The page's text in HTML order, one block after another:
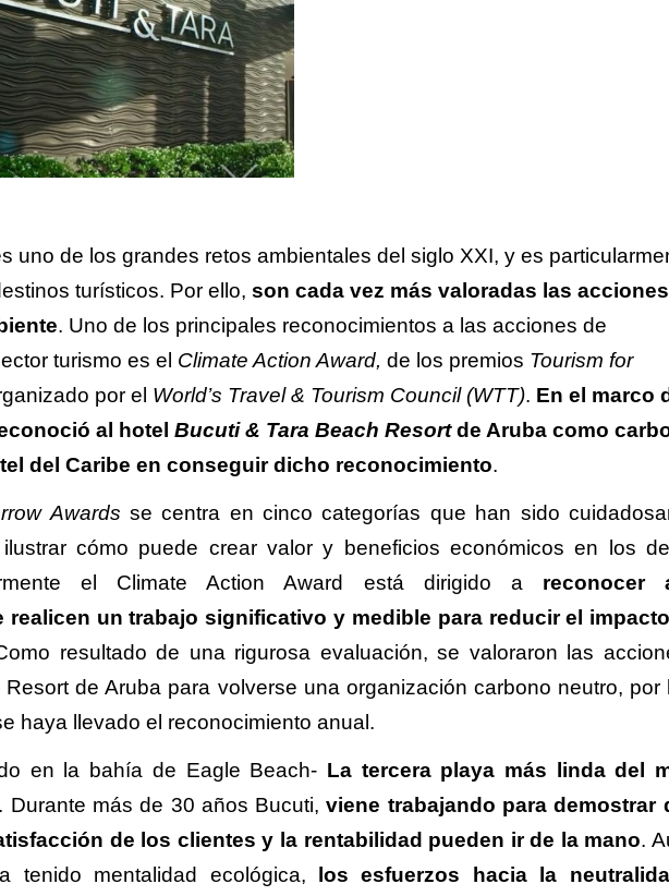
uno de los grandes retos ambientales del siglo XXI, y es
turísticos. Por ello, son cada vez más valoradas las
. Uno de los principales reconocimientos a las acciones de
turismo es el Climate Action Award, de los premios Tourism for
por el World’s Travel & Tourism Council (WTT). En el marco
al hotel Bucuti & Tara Beach Resortde Aruba como
del Caribe en conseguir dicho reconocimiento.
Awards se centra en cinco categorías que han sido
cómo puede crear valor y beneficios económicos en los
el Climate Action Award está dirigido a reconocer
realicen un trabajo significativo y medible para reducir el
resultado de una rigurosa evaluación, se valoraron las
de Aruba para volverse una organización carbono neutro, por
haya llevado el reconocimiento anual.
en la bahía de Eagle Beach- La tercera playa más linda del
Durante más de 30 años Bucuti,viene trabajando para demostrar
de los clientes y la rentabilidad pueden ir de la mano.
tenido mentalidad ecológica, los esfuerzos hacia la